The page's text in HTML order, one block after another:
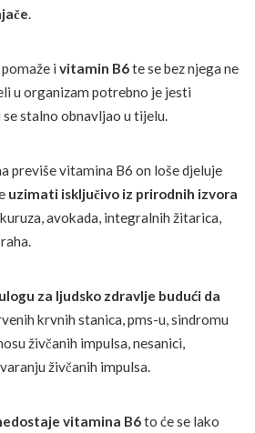
.
i vitamin B6te se bez njega ne
u organizam potrebno je jesti
stalno obnavljao u tijelu.
previše vitamina B6 on loše djeluje
uzimati isključivo iz prirodnih izvora
avokada, integralnih žitarica,
za ljudsko zdravlje budući da
krvnih stanica, pms-u, sindromu
živčanih impulsa, nesanici,
živčanih impulsa.
vitamina B6to će se lako